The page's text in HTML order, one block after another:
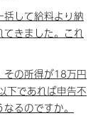
して給料より納
きました。これ
その所得が18万円
下であれば申告不
るのですか。